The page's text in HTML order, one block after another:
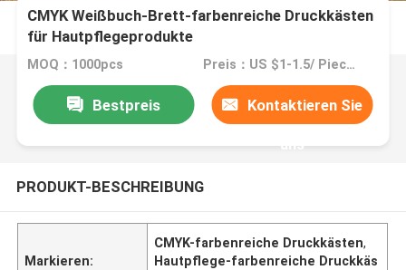
CMYK Weißbuch-Brett-farbenreiche Druckkästen
für Hautpflegeprodukte
MOQ：1000pcs Preis：US $1-1.5/ Piece / Negotiate
Bestpreis Kontaktieren Sie
uns
PRODUKT-BESCHREIBUNG
Markieren:
CMYK-farbenreiche Druckkästen,
Hautpflege-farbenreiche Druckkäs